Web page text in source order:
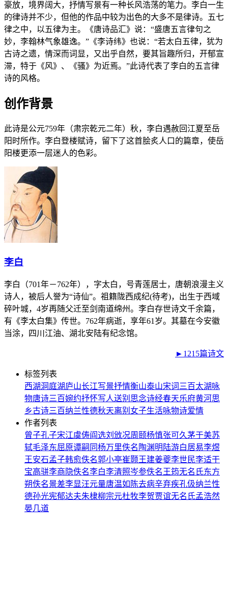
豪放，境界阔大，抒情写景有一种长风浩荡的笔力。李白一生
的律诗并不少，但他的作品中较为出色的大多不是律诗。五七
律之中，以五律为主。《唐诗品汇》说：“盛唐五言律句之
妙，李翰林气象雄逸。”《李诗纬》也说：“若太白五律，犹为
古诗之遗，情深而词显，又出乎自然，要其旨趣所归，开郁宣
滞，特于《风》、《骚》为近焉。”此诗代表了李白的五言律
诗的风格。
创作背景
此诗是公元759年（肃宗乾元二年）秋，李白遇赦回江夏至岳
阳时所作。李白登楼赋诗，留下了这首脍炙人口的篇章，使岳
阳楼更添一层迷人的色彩。
李白
李白（701年－762年），字太白，号青莲居士，唐朝浪漫主义
诗人，被后人誉为“诗仙”。祖籍陇西成纪(待考)，出生于西域
碎叶城，4岁再随父迁至剑南道绵州。李白存世诗文千余篇，
有《李太白集》传世。762年病逝，享年61岁。其墓在今安徽
当涂，四川江油、湖北安陆有纪念馆。
►1215篇诗文
标签列表
西湖洞庭湖庐山长江写景抒情衡山泰山宋词三百太湖 咏
物唐诗三百婉约抒怀写人送别 思念诗经春天乐府黄河思
乡古诗三百纳兰性德秋天离别 女子生活咏物诗爱情
作者列表
曾子孔子宋江虞俦阎选刘攽况周颐杨慎张可久茅于美苏
轼毛泽东屈原谭嗣同杨万里佚名 陶渊明 陆游白居易李煜
王安石孟子韩愈佚名郭小亭崔颢王建姜夔李世民李适干
宝高骈李商隐佚名李白李清照岑参佚名 王筠无名氏东方
朔佚名景差李显汪元量唐温如 陈去病辛弃疾孔伋纳兰性
德孙光宪郁达夫朱棣柳宗元杜牧李贺贾谊无名氏孟浩然
晏几道